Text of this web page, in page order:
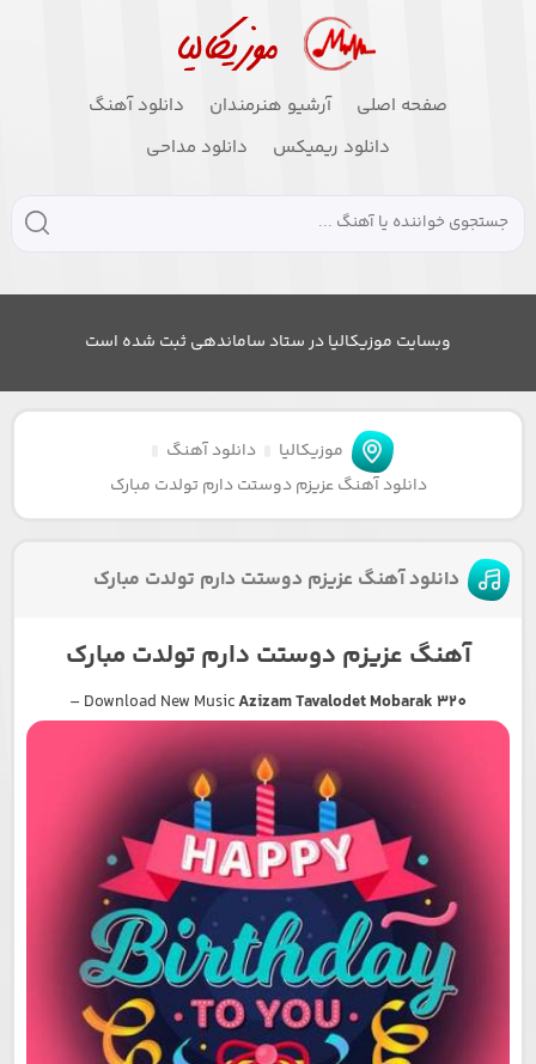
صفحه اصلی آرشیو هنرمندان
دانلود آهنگ
دانلود ریمیکس
دانلود مداحی
وبسایت موزیکالیا در ستاد ساماندهی ثبت شده است
موزیکالیا
دانلود آهنگ
دانلود آهنگ عزیزم دوستت دارم تولدت مبارک
دانلود آهنگ عزیزم دوستت دارم تولدت مبارک
آهنگ عزیزم دوستت دارم تولدت مبارک
Download New MusicAzizam Tavalodet Mobarak 320
–